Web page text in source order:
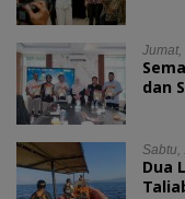
dan
Sabtu,
Dua